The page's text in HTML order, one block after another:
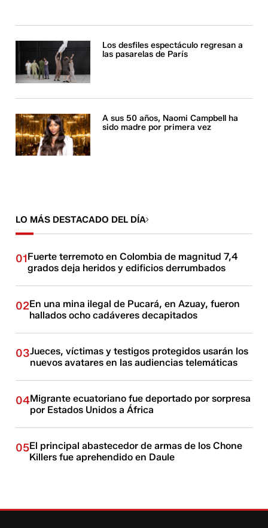
Los desfiles espectáculo regresan a
las pasarelas de París
A sus 50 años, Naomi Campbell ha
sido madre por primera vez
LO MÁS DESTACADO DEL DÍA
01Fuerte terremoto en Colombia de magnitud 7,4
grados deja heridos y edificios derrumbados
02En una mina ilegal de Pucará, en Azuay, fueron
hallados ocho cadáveres decapitados
03Jueces, víctimas y testigos protegidos usarán los
nuevos avatares en las audiencias telemáticas
04Migrante ecuatoriano fue deportado por sorpresa
por Estados Unidos a África
05El principal abastecedor de armas de los Chone
Killers fue aprehendido en Daule